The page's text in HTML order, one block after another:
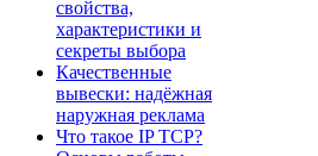
свойства,
характеристики и
секреты выбора
Качественные
вывески: надёжная
наружная реклама
Что такое IP TCP?